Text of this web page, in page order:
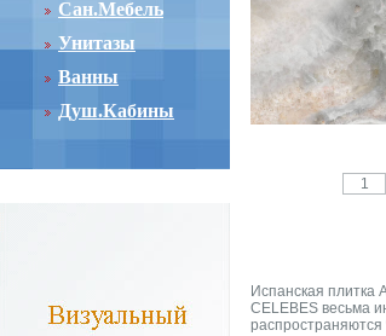
Сан.Мебель
Унитазы
Ванны
Душ.Кабины
Испанская плитка
CELEBES весьма